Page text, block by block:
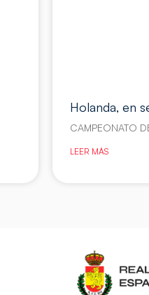
Holanda, en
CAMPEONATO
LEER MÁS